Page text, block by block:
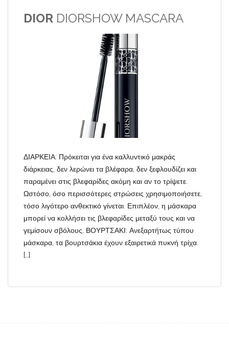
DIOR DIORSHOW MASCARA
ΔΙΑΡΚΕΙΑ: Πρόκειται για ένα καλλυντικό μακράς
διάρκειας, δεν λερώνει τα βλέφαρα, δεν ξεφλουδίζει και
παραμένει στις βλεφαρίδες ακόμη και αν το τρίψετε.
Ωστόσο, όσο περισσότερες στρώσεις χρησιμοποιήσετε,
τόσο λιγότερο ανθεκτικό γίνεται. Επιπλέον, η μάσκαρα
μπορεί να κολλήσει τις βλεφαρίδες μεταξύ τους και να
γεμίσουν σβόλους. ΒΟΥΡΤΣΑΚΙ: Ανεξαρτήτως τύπου
μάσκαρα, τα βουρτσάκια έχουν εξαιρετικά πυκνή τρίχα.
[…]